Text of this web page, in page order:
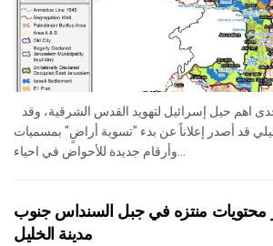
قد أصدر إعلاناً عن بدء "تسوية أراضٍ" بمسميات
وأرقام جديدة للأحواض في احياء...
محتويات منتزه في جبل السنداس جنوب
مدينة الخليل